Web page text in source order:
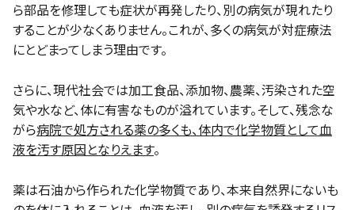
ら部品を修理しても症状が再発したり、別の病気が現れたり
することが少なくありません。これが、多くの病気が対症療法
にとどまってしまう理由です。
さらに、現代社会では加工食品、添加物、農薬、汚染された空
気や水など、体に有害なものが溢れています。そして、残念な
がら病院で処方される薬の多くも、体内で化学物質として血
液を汚す原因となりえます。
薬は石油から作られた化学物質であり、本来自然界にないも